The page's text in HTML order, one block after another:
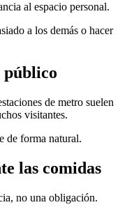
al espacio personal.
a los demás o hacer
público
de metro suelen
visitantes.
de forma natural.
las comidas
no una obligación.